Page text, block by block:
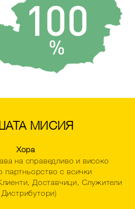
МИСИЯ
Хора
на справедливо и високо
партньорство с всички
Доставчици, Служители